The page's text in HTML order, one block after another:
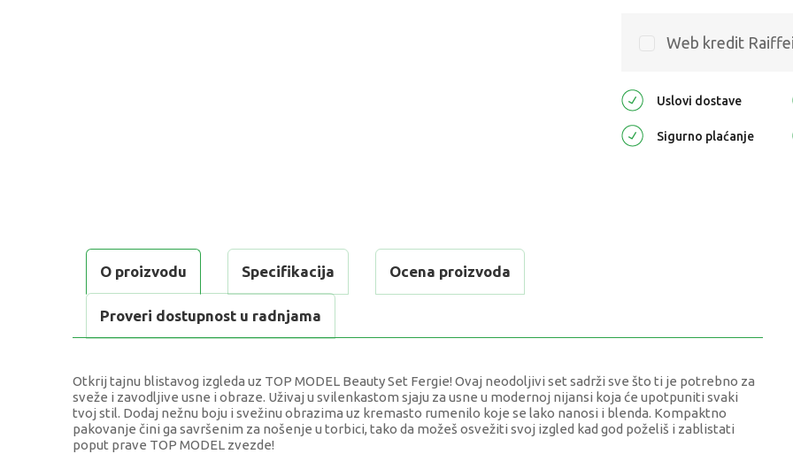
Web kredit
Uslovi dostave
Sigurno plaćanje
O proizvodu Specifikacija Ocena proizvoda
Proveri dostupnost u radnjama
Otkrij tajnu blistavog izgleda uz TOP MODEL Beauty Set Fergie! Ovaj neodoljivi set sadrži sve što ti je potrebno za
sveže i zavodljive usne i obraze. Uživaj u svilenkastom sjaju za usne u modernoj nijansi koja će upotpuniti svaki
tvoj stil. Dodaj nežnu boju i svežinu obrazima uz kremasto rumenilo koje se lako nanosi i blenda. Kompaktno
pakovanje čini ga savršenim za nošenje u torbici, tako da možeš osvežiti svoj izgled kad god poželiš i zablistati
poput prave TOP MODEL zvezde!